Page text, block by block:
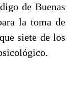
de Buenas
la toma de
siete de los